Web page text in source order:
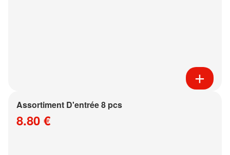
Assortiment D'entrée 8 pcs
8.80 €